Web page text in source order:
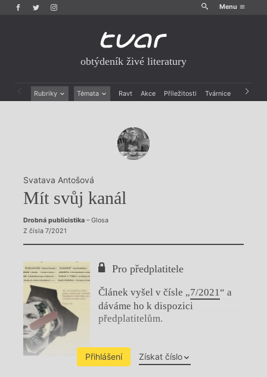
Menu
obtýdeník živé literatury
Rubriky Témata Ravt Akce Příležitosti Tvárnice Archiv
Svatava Antošová
Mít svůj kanál
Drobná publicistika– Glosa
Z čísla 7/2021
Pro předplatitele
Článek vyšel v čísle „7/2021“ a
dáváme ho k dispozici
předplatitelům.
Přihlášení Získat číslo